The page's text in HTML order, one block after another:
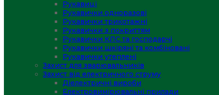
Рукавиці
Рукавички одноразові
Рукавички трикотажні
Рукавички з покриттям
Рукавички КЛС та господарчі
Рукавички шкіряні та комбіновані
Рукавички утеплені
Захист для зварювальників
Захист від електричного струму
Діелектричні вироби
Електровимірювальні прилади